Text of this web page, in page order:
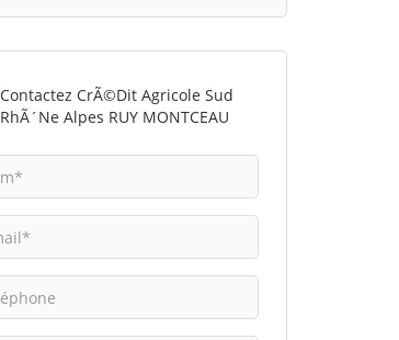
Contactez CrÃ©dit Agricole Sud
RhÃ´ne Alpes RUY MONTCEAU